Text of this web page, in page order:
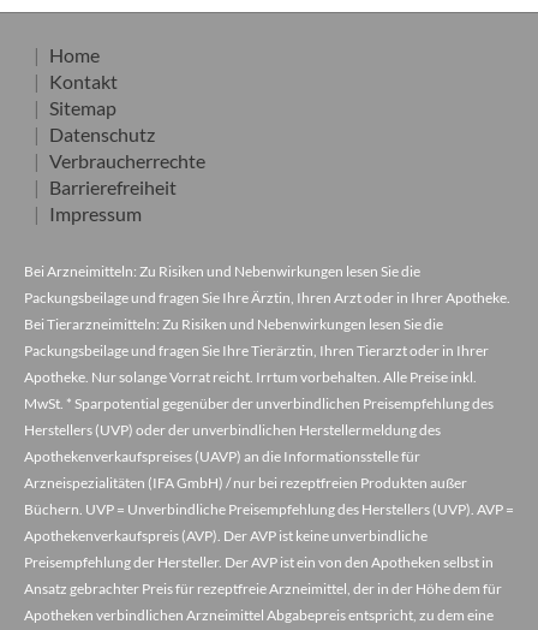
Home
Kontakt
Sitemap
Datenschutz
Verbraucherrechte
Barrierefreiheit
Impressum
Bei Arzneimitteln: Zu Risiken und Nebenwirkungen lesen Sie die
Packungsbeilage und fragen Sie Ihre Ärztin, Ihren Arzt oder in Ihrer Apotheke.
Bei Tierarzneimitteln: Zu Risiken und Nebenwirkungen lesen Sie die
Packungsbeilage und fragen Sie Ihre Tierärztin, Ihren Tierarzt oder in Ihrer
Apotheke. Nur solange Vorrat reicht. Irrtum vorbehalten. Alle Preise inkl.
MwSt. * Sparpotential gegenüber der unverbindlichen Preisempfehlung des
Herstellers (UVP) oder der unverbindlichen Herstellermeldung des
Apothekenverkaufspreises (UAVP) an die Informationsstelle für
Arzneispezialitäten (IFA GmbH) / nur bei rezeptfreien Produkten außer
Büchern. UVP = Unverbindliche Preisempfehlung des Herstellers (UVP). AVP =
Apothekenverkaufspreis (AVP). Der AVP ist keine unverbindliche
Preisempfehlung der Hersteller. Der AVP ist ein von den Apotheken selbst in
Ansatz gebrachter Preis für rezeptfreie Arzneimittel, der in der Höhe dem für
Apotheken verbindlichen Arzneimittel Abgabepreis entspricht, zu dem eine